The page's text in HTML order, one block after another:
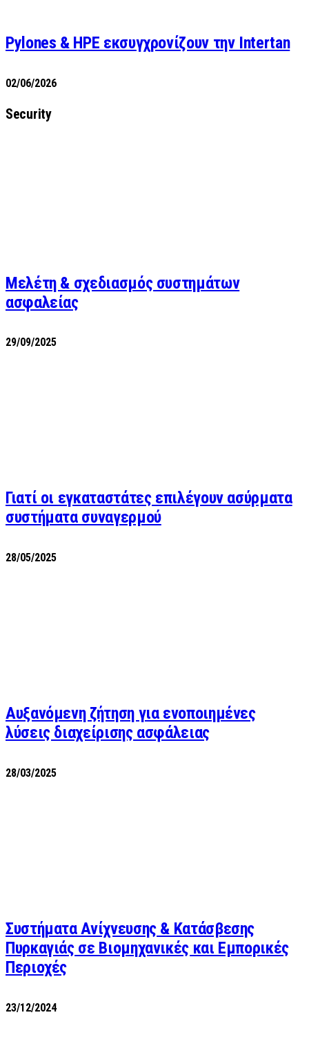
Pylones & HPE εκσυγχρονίζουν την Intertan
02/06/2026
Security
Μελέτη & σχεδιασμός συστημάτων
ασφαλείας
29/09/2025
Γιατί οι εγκαταστάτες επιλέγουν ασύρματα
συστήματα συναγερμού
28/05/2025
Αυξανόμενη ζήτηση για ενοποιημένες
λύσεις διαχείρισης ασφάλειας
28/03/2025
Συστήματα Ανίχνευσης & Κατάσβεσης
Πυρκαγιάς σε Βιομηχανικές και Εμπορικές
Περιοχές
23/12/2024